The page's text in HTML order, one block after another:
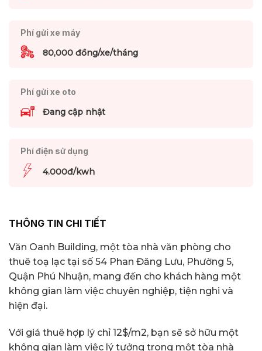
Phí gửi xe máy
80,000 đồng/xe/tháng
Phí gửi xe oto
Đang cập nhật
Phí điện sử dụng
4.000đ/kwh
THÔNG TIN CHI TIẾT
Văn Oanh Building, một tòa nhà văn phòng cho
thuê toạ lạc tại số 54 Phan Đăng Lưu, Phường 5,
Quận Phú Nhuận, mang đến cho khách hàng một
không gian làm việc chuyên nghiệp, tiện nghi và
hiện đại.
Với giá thuê hợp lý chỉ 12$/m2, bạn sẽ sở hữu một
không gian làm việc lý tưởng trong một tòa nhà